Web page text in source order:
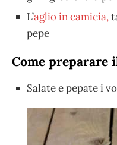
L’aglio in camicia,
pepe
Come preparare
Salate e pepate i